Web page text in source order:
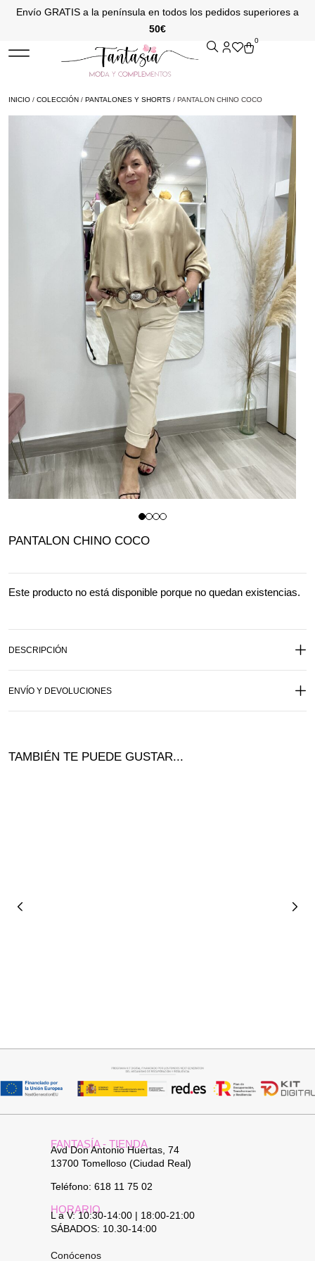
Envío GRATIS a la península en todos los pedidos superiores a
50€
0
INICIO / COLECCIÓN / PANTALONES Y SHORTS / PANTALON CHINO COCO
PANTALON CHINO COCO
Este producto no está disponible porque no quedan existencias.
DESCRIPCIÓN
ENVÍO Y DEVOLUCIONES
TAMBIÉN TE PUEDE GUSTAR...
FANTASÍA - TIENDA
Avd Don Antonio Huertas, 74
13700 Tomelloso (Ciudad Real)
Teléfono: 618 11 75 02
HORARIO
L a V: 10:30-14:00 | 18:00-21:00
SÁBADOS: 10.30-14:00
Conócenos